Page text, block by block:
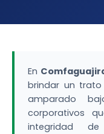
En
brindar un trato
amparado
corporativos
integridad